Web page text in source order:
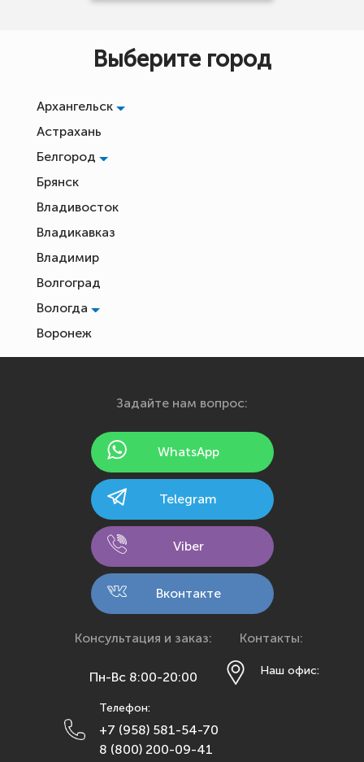
Выберите город
Архангельск
Астрахань
Белгород
Брянск
Владивосток
Владикавказ
Владимир
Волгоград
Вологда
Воронеж
Екатеринбург
Йошкар-Ола
Калининград
Кемерово
Кострома
Краснодар
Красноярск
Махачкала
Москва
Задайте нам вопрос:
WhatsApp
Telegram
Viber
Вконтакте
Консультация и заказ:
Пн-Вс 8:00-20:00
Телефон:
+7 (958) 581-54-70
8 (800) 200-09-41
Контакты:
Наш офис: